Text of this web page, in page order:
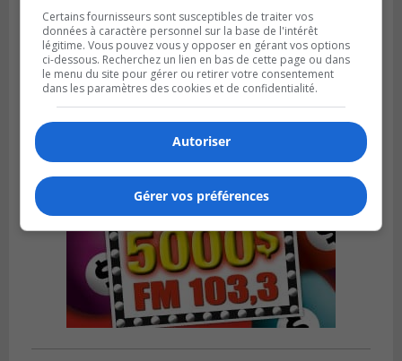
Publié le 4 août 2026 à 15h50
Le mur du rempart de La Prairie retrouve
sa jeunesse
Certains fournisseurs sont susceptibles de traiter vos
données à caractère personnel sur la base de l'intérêt
légitime. Vous pouvez vous y opposer en gérant vos options
ci-dessous. Recherchez un lien en bas de cette page ou dans
le menu du site pour gérer ou retirer votre consentement
dans les paramètres des cookies et de confidentialité.
Autoriser
Gérer vos préférences